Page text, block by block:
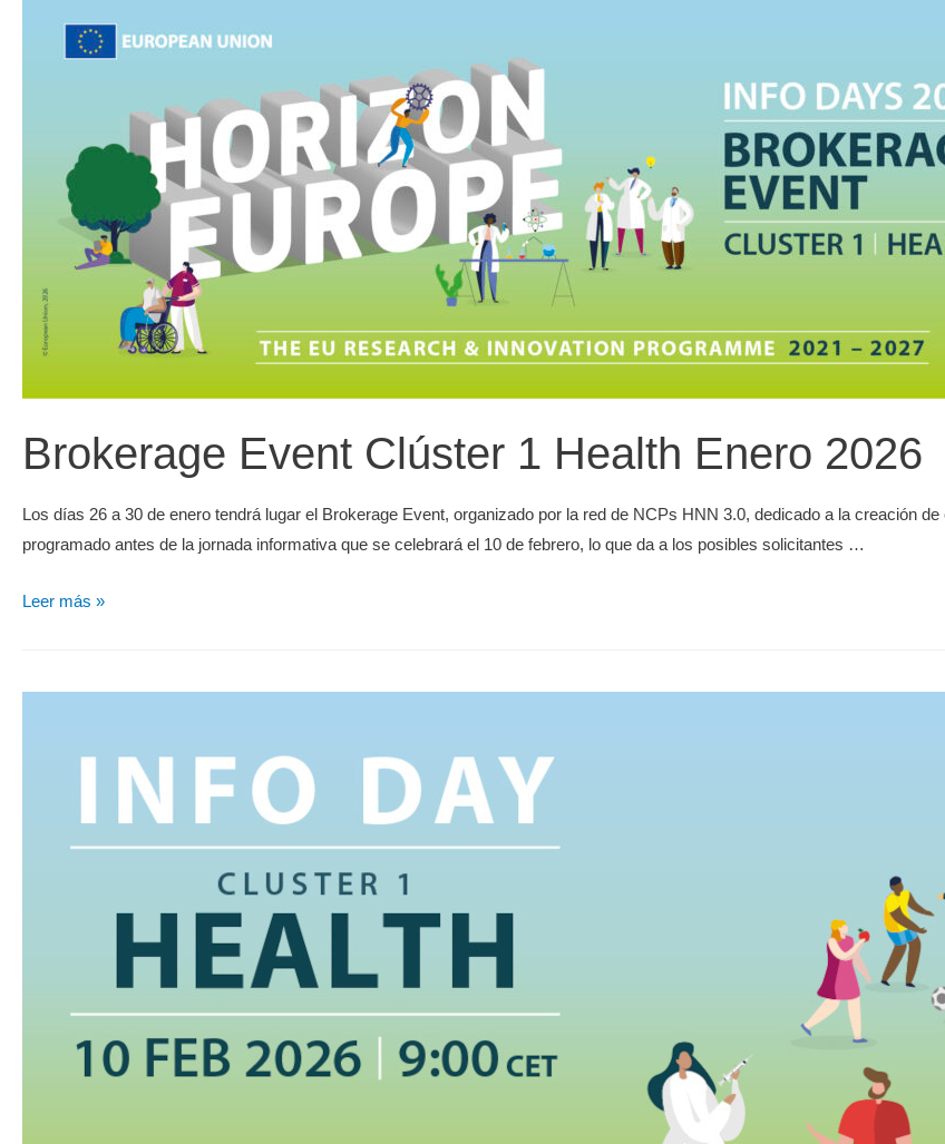
Brokerage Event Clúster 1 Health Enero 2026
Los días 26 a 30 de enero tendrá lugar el Brokerage Event, organizado por la red de NCPs HNN 3.0, dedicado a la creación
programado antes de la jornada informativa que se celebrará el 10 de febrero, lo que da a los posibles solicitantes …
Leer más »